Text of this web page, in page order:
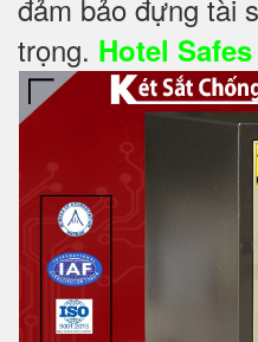
đảm bảo đựng tài
trọng. Hotel Safes